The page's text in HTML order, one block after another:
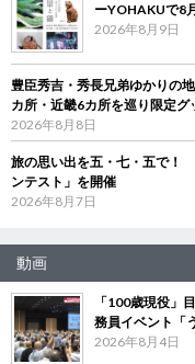
ーYOHAKUで8
2026年8月9日
豊臣秀吉・秀長兄弟ゆかりの
カ所・近畿6カ所を巡り限定グ
2026年8月8日
旅の思い出を五・七・五で！
ンテスト」を開催
2026年8月7日
動画
「100歳現役
務員イベント「
2026年8月4日